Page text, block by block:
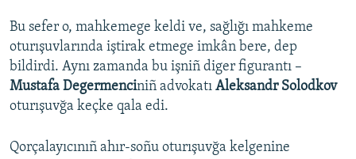
Bu sefer o, mahkemege keldi ve, sağlığı mahkeme
oturışuvlarında iştirak etmege imkân bere, dep
bildirdi. Aynı zamanda bu işniñ diger figurantı –
Mustafa Degermenciniñ advokatı Aleksandr Solodkov
oturışuvğa keçke qala edi.
Qorçalayıcınıñ ahır-soñu oturışuvğa kelgenine